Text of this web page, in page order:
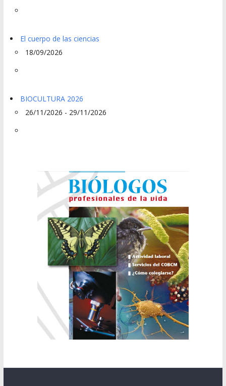
El cuerpo de las ciencias
18/09/2026
BIOCULTURA 2026
26/11/2026 - 29/11/2026